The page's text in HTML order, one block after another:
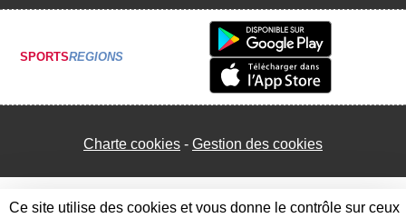
SPORTSREGIONS
Charte cookies Gestion des cookies
Ce site utilise des cookies et vous donne le contrôle sur ceux